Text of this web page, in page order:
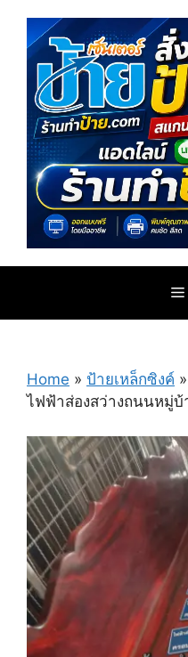
content
Home » ป้ายเหล็กซิงค์ »
ไฟฟ้าส่องสว่างถนนหมู่บ้